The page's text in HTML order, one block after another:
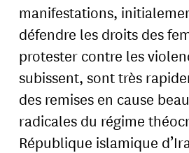
manifestations,
défendre les droits des
protester contre les
subissent, sont très
des remises en cause
radicales du régime
République islamique